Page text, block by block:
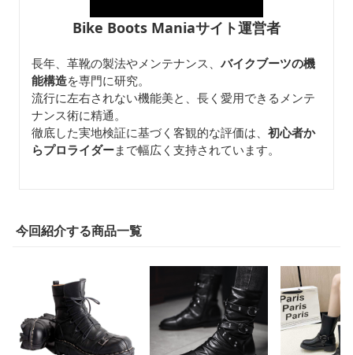
Bike Boots Maniaサイト運営者
長年、革靴の製法やメンテナンス、 バイクブーツの機
能構造を専門に研究。
流行に左右されない機能美と、長く愛用できるメンテ
ナンス術に精通。
徹底した実地検証に基づく客観的な評価は、 初心者か
らプロライダーまで幅広く支持されています。
今回紹介する商品一覧